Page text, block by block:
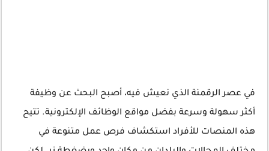
في عصر الرقمنة الذي نعيش فيه، أصبح البحث عن وظيفة
أكثر سهولة وسرعة بفضل مواقع الوظائف الإلكترونية. تتيح
هذه المنصات للأفراد استكشاف فرص عمل متنوعة في